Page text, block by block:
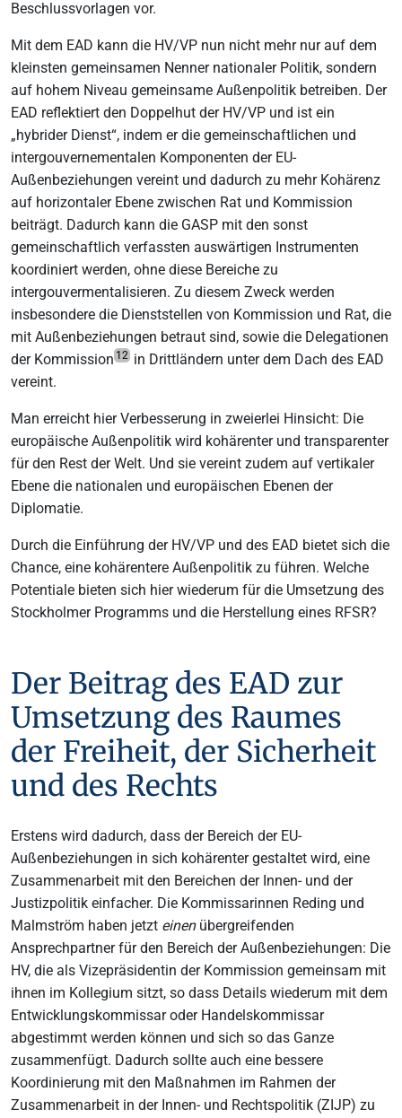
Beschlussvorlagen vor.
Mit dem EAD kann die HV/VP nun nicht mehr nur auf dem
kleinsten gemeinsamen Nenner nationaler Politik, sondern
auf hohem Niveau gemeinsame Außenpolitik betreiben. Der
EAD reflektiert den Doppelhut der HV/VP und ist ein
„hybrider Dienst“, indem er die gemeinschaftlichen und
intergouvernementalen Komponenten der EU-
Außenbeziehungen vereint und dadurch zu mehr Kohärenz
auf horizontaler Ebene zwischen Rat und Kommission
beiträgt. Dadurch kann die GASP mit den sonst
gemeinschaftlich verfassten auswärtigen Instrumenten
koordiniert werden, ohne diese Bereiche zu
intergouvermentalisieren. Zu diesem Zweck werden
insbesondere die Dienststellen von Kommission und Rat, die
mit Außenbeziehungen betraut sind, sowie die Delegationen
der Kommission 12 in Drittländern unter dem Dach des EAD
vereint.
Man erreicht hier Verbesserung in zweierlei Hinsicht: Die
europäische Außenpolitik wird kohärenter und transparenter
für den Rest der Welt. Und sie vereint zudem auf vertikaler
Ebene die nationalen und europäischen Ebenen der
Diplomatie.
Durch die Einführung der HV/VP und des EAD bietet sich die
Chance, eine kohärentere Außenpolitik zu führen. Welche
Potentiale bieten sich hier wiederum für die Umsetzung des
Stockholmer Programms und die Herstellung eines RFSR?
Der Beitrag des EAD zur
Umsetzung des Raumes
der Freiheit, der Sicherheit
und des Rechts
Erstens wird dadurch, dass der Bereich der EU-
Außenbeziehungen in sich kohärenter gestaltet wird, eine
Zusammenarbeit mit den Bereichen der Innen- und der
Justizpolitik einfacher. Die Kommissarinnen Reding und
Malmström haben jetzt einenübergreifenden
Ansprechpartner für den Bereich der Außenbeziehungen: Die
HV, die als Vizepräsidentin der Kommission gemeinsam mit
ihnen im Kollegium sitzt, so dass Details wiederum mit dem
Entwicklungskommissar oder Handelskommissar
abgestimmt werden können und sich so das Ganze
zusammenfügt. Dadurch sollte auch eine bessere
Koordinierung mit den Maßnahmen im Rahmen der
Zusammenarbeit in der Innen- und Rechtspolitik (ZIJP) zu